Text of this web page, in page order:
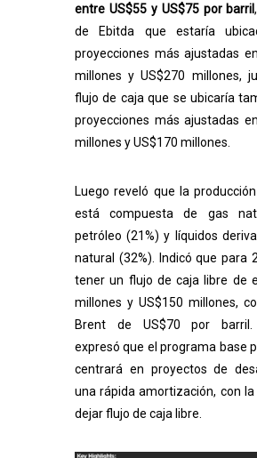
entre US$55 y US$75 por barril
de Ebitda que estaría
proyecciones más ajustadas
millones y US$270 millones,
flujo de caja que se ubicaría
proyecciones más ajustadas
millones y US$170 millones.
Luego reveló que la
está compuesta de gas
petróleo (21%) y líquidos
natural (32%). Indicó que para
tener un flujo de caja libre de
millones y US$150 millones,
Brent de US$70 por barril.
expresó que el programa base
centrará en proyectos de
una rápida amortización, con
dejar flujo de caja libre.